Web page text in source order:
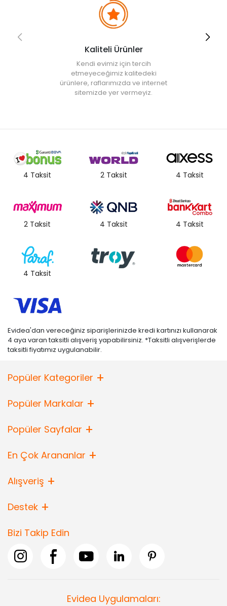
Kaliteli Ürünler
Kendi evimiz için tercih
etmeyeceğimiz kalitedeki
ürünlere, raflarımızda ve internet
sitemizde yer vermeyiz.
4 Taksit 2 Taksit 4 Taksit
2 Taksit 4 Taksit 4 Taksit
4 Taksit
Evidea'dan vereceğiniz siparişlerinizde kredi kartınızı kullanarak
4 aya varan taksitli alışveriş yapabilirsiniz. *Taksitli alışverişlerde
taksitli fiyatımız uygulanabilir.
Popüler Kategoriler
Popüler Markalar
Popüler Sayfalar
En Çok Arananlar
Alışveriş
Destek
Bizi Takip Edin
Evidea Uygulamaları: